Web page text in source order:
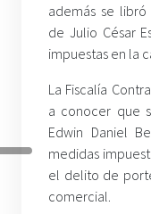
además se
de Julio César
impuestas en la
La Fiscalía
a conocer que
Edwin Daniel
medidas
el delito de
comercial.